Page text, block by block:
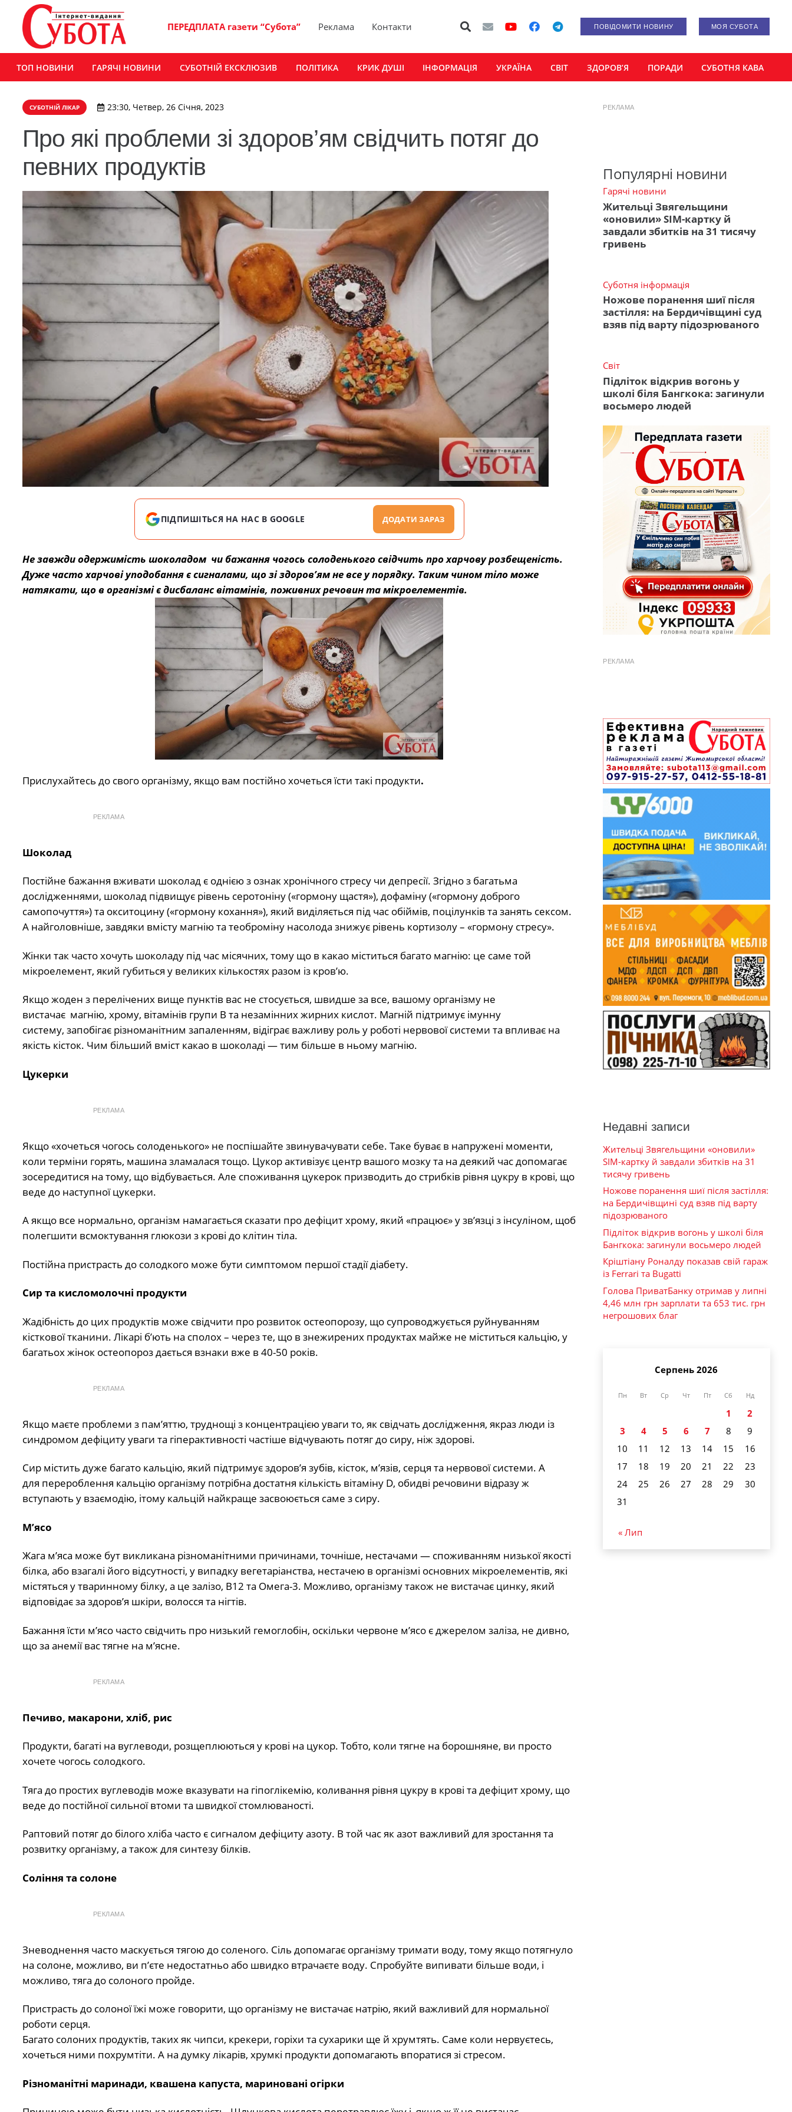
ПЕРЕДПЛАТА газети “Субота” Реклама Контакти ПОВІДОМИТИ НОВИНУ МОЯ СУБОТА
ТОП НОВИНИ ГАРЯЧІ НОВИНИ СУБОТНІЙ ЕКСКЛЮЗИВ ПОЛІТИКА КРИК ДУШІ ІНФОРМАЦІЯ УКРАЇНА СВІТ ЗДОРОВ’Я ПОРАДИ СУБОТНЯ КАВА
СУБОТНІЙ ЛІКАР 23:30, Четвер, 26 Січня, 2023
Про які проблеми зі здоров’ям свідчить потяг до
певних продуктів
ПІДПИШІТЬСЯ НА НАС В GOOGLE ДОДАТИ ЗАРАЗ
Не завжди одержимість шоколадом чи бажання чогось солоденького свідчить про харчову розбещеність.
Дуже часто харчові уподобання є сигналами, що зі здоров’ям не все у порядку. Таким чином тіло може
натякати, що в організмі є дисбаланс вітамінів, поживних речовин та мікроелементів.
Прислухайтесь до свого організму, якщо вам постійно хочеться їсти такі продукти.
РЕКЛАМА
Шоколад
Постійне бажання вживати шоколад є однією з ознак хронічного стресу чи депресії. Згідно з багатьма
дослідженнями, шоколад підвищує рівень серотоніну («гормону щастя»), дофаміну («гормону доброго
самопочуття») та окситоцину («гормону кохання»), який виділяється під час обіймів, поцілунків та занять сексом.
А найголовніше, завдяки вмісту магнію та теоброміну насолода знижує рівень кортизолу – «гормону стресу».
Жінки так часто хочуть шоколаду під час місячних, тому що в какао міститься багато магнію: це саме той
мікроелемент, який губиться у великих кількостях разом із кров’ю.
Якщо жоден з перелічених вище пунктів вас не стосується, швидше за все, вашому організму не
вистачає магнію, хрому, вітамінів групи B та незамінних жирних кислот. Магній підтримує імунну
систему, запобігає різноманітним запаленням, відіграє важливу роль у роботі нервової системи та впливає на
якість кісток. Чим більший вміст какао в шоколаді — тим більше в ньому магнію.
Цукерки
РЕКЛАМА
Якщо «хочеться чогось солоденького» не поспішайте звинувачувати себе. Таке буває в напружені моменти,
коли терміни горять, машина зламалася тощо. Цукор активізує центр вашого мозку та на деякий час допомагає
зосередитися на тому, що відбувається. Але споживання цукерок призводить до стрибків рівня цукру в крові, що
веде до наступної цукерки.
А якщо все нормально, організм намагається сказати про дефіцит хрому, який «працює» у зв’язці з інсуліном, щоб
полегшити всмоктування глюкози з крові до клітин тіла.
Постійна пристрасть до солодкого може бути симптомом першої стадії діабету.
Сир та кисломолочні продукти
Жадібність до цих продуктів може свідчити про розвиток остеопорозу, що супроводжується руйнуванням
кісткової тканини. Лікарі б’ють на сполох – через те, що в знежирених продуктах майже не міститься кальцію, у
багатьох жінок остеопороз дається взнаки вже в 40-50 років.
РЕКЛАМА
Якщо маєте проблеми з пам’яттю, труднощі з концентрацією уваги то, як свідчать дослідження, якраз люди із
синдромом дефіциту уваги та гіперактивності частіше відчувають потяг до сиру, ніж здорові.
Сир містить дуже багато кальцію, який підтримує здоров’я зубів, кісток, м’язів, серця та нервової системи. А
для перероблення кальцію організму потрібна достатня кількість вітаміну D, обидві речовини відразу ж
вступають у взаємодію, ітому кальцій найкраще засвоюється саме з сиру.
М’ясо
Жага м’яса може бут викликана різноманітними причинами, точніше, нестачами — споживанням низької якості
білка, або взагалі його відсутності, у випадку вегетаріанства, нестачею в організмі основних мікроелементів, які
містяться у тваринному білку, а це залізо, В12 та Омега-3. Можливо, організму також не вистачає цинку, який
відповідає за здоров’я шкіри, волосся та нігтів.
Бажання їсти м’ясо часто свідчить про низький гемоглобін, оскільки червоне м’ясо є джерелом заліза, не дивно,
що за анемії вас тягне на м’ясне.
РЕКЛАМА
Печиво, макарони, хліб, рис
Продукти, багаті на вуглеводи, розщеплюються у крові на цукор. Тобто, коли тягне на борошняне, ви просто
хочете чогось солодкого.
Тяга до простих вуглеводів може вказувати на гіпоглікемію, коливання рівня цукру в крові та дефіцит хрому, що
веде до постійної сильної втоми та швидкої стомлюваності.
Раптовий потяг до білого хліба часто є сигналом дефіциту азоту. В той час як азот важливий для зростання та
розвитку організму, а також для синтезу білків.
Соління та солоне
РЕКЛАМА
Зневоднення часто маскується тягою до соленого. Сіль допомагає організму тримати воду, тому якщо потягнуло
на солоне, можливо, ви п’єте недостатньо або швидко втрачаєте воду. Спробуйте випивати більше води, і
можливо, тяга до солоного пройде.
Пристрасть до солоної їжі може говорити, що організму не вистачає натрію, який важливий для нормальної
роботи серця.
Багато солоних продуктів, таких як чипси, крекери, горіхи та сухарики ще й хрумтять. Саме коли нервуєтесь,
хочеться ними похрумтіти. А на думку лікарів, хрумкі продукти допомагають впоратися зі стресом.
Різноманітні маринади, квашена капуста, мариновані огірки
РЕКЛАМА
Популярні новини
Гарячі новини
Жительці Звягельщини
«оновили» SIM-картку й
завдали збитків на 31 тисячу
гривень
Суботня інформація
Ножове поранення шиї після
застілля: на Бердичівщині суд
взяв під варту підозрюваного
Світ
Підліток відкрив вогонь у
школі біля Бангкока: загинули
восьмеро людей
РЕКЛАМА
Недавні записи
Жительці Звягельщини «оновили»
SIM-картку й завдали збитків на 31
тисячу гривень
Ножове поранення шиї після застілля:
на Бердичівщині суд взяв під варту
підозрюваного
Підліток відкрив вогонь у школі біля
Бангкока: загинули восьмеро людей
Кріштіану Роналду показав свій гараж
із Ferrari та Bugatti
Голова ПриватБанку отримав у липні
4,46 млн грн зарплати та 653 тис. грн
негрошових благ
Серпень 2026
Пн Вт Ср Чт Пт Сб Нд
1
2
3
4 5 6 7 8
9
10
11 12 13 14 15
16
17
18 19 20 21 22
23
24
25 26 27 28 29
30
31
« Лип